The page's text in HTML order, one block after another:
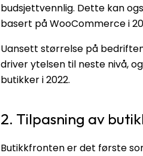
budsjettvennlig. Dette kan
basert på WooCommerce i
Uansett størrelse på
driver ytelsen til neste nivå,
butikker i 2022.
2. Tilpasning av
Butikkfronten er det første